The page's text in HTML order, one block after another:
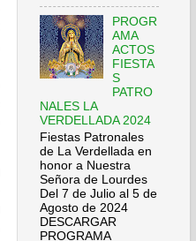
PROGR
AMA
ACTOS
FIESTA
S
PATRO
NALES LA
VERDELLADA 2024
Fiestas Patronales
de La Verdellada en
honor a Nuestra
Señora de Lourdes
Del 7 de Julio al 5 de
Agosto de 2024
DESCARGAR
PROGRAMA